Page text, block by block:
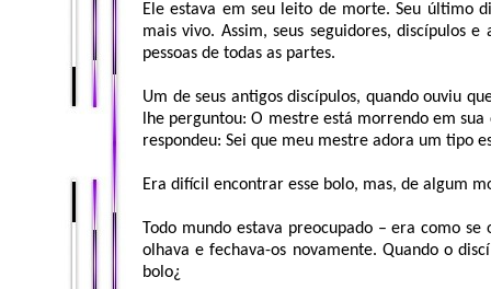
Ele estava em seu leito de morte. Seu último
mais vivo. Assim, seus seguidores, discípulos
pessoas de todas as partes.
Um de seus antigos discípulos, quando ouviu
lhe perguntou: O mestre está morrendo em
respondeu: Sei que meu mestre adora um tipo
Era difícil encontrar esse bolo, mas, de algum
Todo mundo estava preocupado – era como
olhava e fechava-os novamente. Quando o
bolo¿